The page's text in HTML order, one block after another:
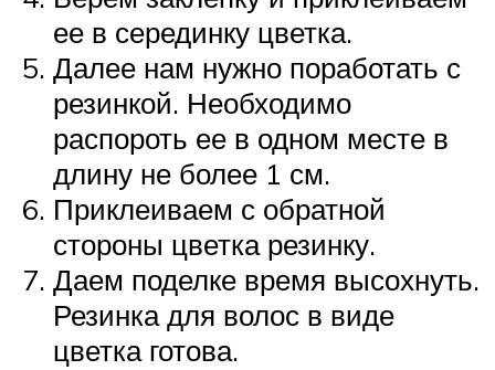
ее в серединку цветка.
Далее нам нужно поработать с
резинкой. Необходимо
распороть ее в одном месте в
длину не более 1 см.
Приклеиваем с обратной
стороны цветка резинку.
Даем поделке время высохнуть.
Резинка для волос в виде
цветка готова.